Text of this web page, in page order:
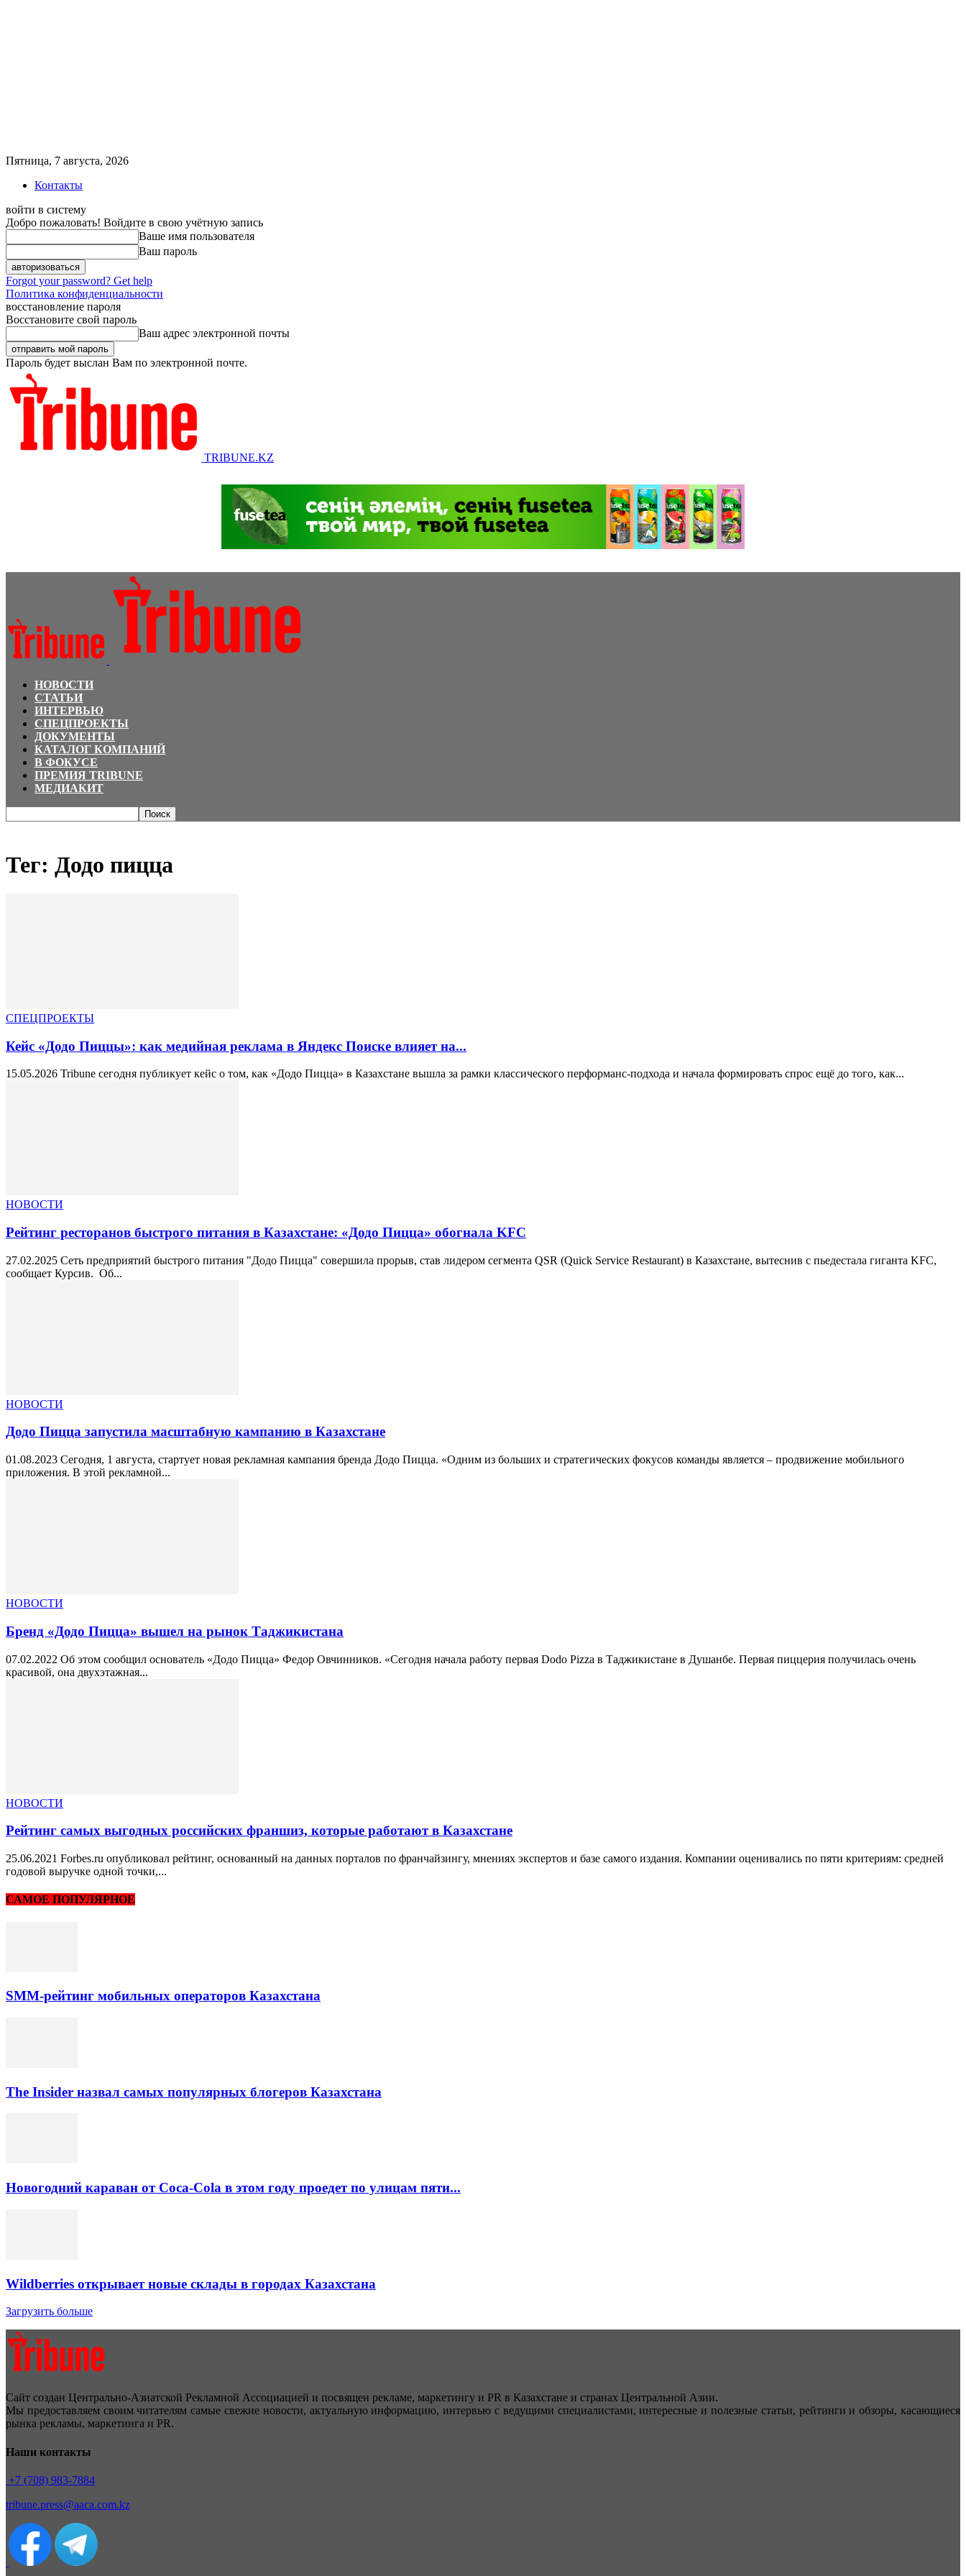
Пятница, 7 августа, 2026
Контакты
войти в систему
Добро пожаловать! Войдите в свою учётную запись
Ваше имя пользователя
Ваш пароль
Forgot your password? Get help
Политика конфиденциальности
восстановление пароля
Восстановите свой пароль
Ваш адрес электронной почты
Пароль будет выслан Вам по электронной почте.
TRIBUNE.KZ
НОВОСТИ
СТАТЬИ
ИНТЕРВЬЮ
СПЕЦПРОЕКТЫ
ДОКУМЕНТЫ
КАТАЛОГ КОМПАНИЙ
В ФОКУСЕ
ПРЕМИЯ TRIBUNE
МЕДИАКИТ
Тег: Додо пицца
СПЕЦПРОЕКТЫ
Кейс «Додо Пиццы»: как медийная реклама в Яндекс Поиске влияет на...
15.05.2026 Tribune сегодня публикует кейс о том, как «Додо Пицца» в Казахстане вышла за рамки классического перформанс-подхода и начала формировать спрос ещё до того, как...
НОВОСТИ
Рейтинг ресторанов быстрого питания в Казахстане: «Додо Пицца» обогнала KFC
27.02.2025 Сеть предприятий быстрого питания "Додо Пицца" совершила прорыв, став лидером сегмента QSR (Quick Service Restaurant) в Казахстане, вытеснив с пьедестала гиганта KFC,
сообщает Курсив. Об...
НОВОСТИ
Додо Пицца запустила масштабную кампанию в Казахстане
01.08.2023 Сегодня, 1 августа, стартует новая рекламная кампания бренда Додо Пицца. «Одним из больших и стратегических фокусов команды является – продвижение мобильного
приложения. В этой рекламной...
НОВОСТИ
Бренд «Додо Пицца» вышел на рынок Таджикистана
07.02.2022 Об этом сообщил основатель «Додо Пицца» Федор Овчинников. «Сегодня начала работу первая Dodo Pizza в Таджикистане в Душанбе. Первая пиццерия получилась очень
красивой, она двухэтажная...
НОВОСТИ
Рейтинг самых выгодных российских франшиз, которые работают в Казахстане
25.06.2021 Forbes.ru опубликовал рейтинг, основанный на данных порталов по франчайзингу, мнениях экспертов и базе самого издания. Компании оценивались по пяти критериям: средней
годовой выручке одной точки,...
САМОЕ ПОПУЛЯРНОЕ
SMM-рейтинг мобильных операторов Казахстана
The Insider назвал самых популярных блогеров Казахстана
Новогодний караван от Coca-Cola в этом году проедет по улицам пяти...
Wildberries открывает новые склады в городах Казахстана
Загрузить больше
Сайт создан Центрально-Азиатской Рекламной Ассоциацией и посвящен рекламе, маркетингу и PR в Казахстане и странах Центральной Азии.
Мы предоставляем своим читателям самые свежие новости, актуальную информацию, интервью с ведущими специалистами, интересные и полезные статьи, рейтинги и обзоры, касающиеся
рынка рекламы, маркетинга и PR.
Наши контакты
+7 (708) 983-7884
tribune.press@aaca.com.kz